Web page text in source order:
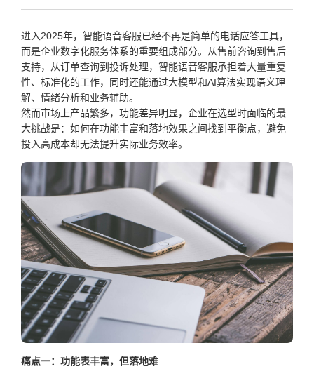
进入2025年，智能语音客服已经不再是简单的电话应答工具，
而是企业数字化服务体系的重要组成部分。从售前咨询到售后
支持，从订单查询到投诉处理，智能语音客服承担着大量重复
性、标准化的工作，同时还能通过大模型和AI算法实现语义理
解、情绪分析和业务辅助。
然而市场上产品繁多，功能差异明显，企业在选型时面临的最
大挑战是：如何在功能丰富和落地效果之间找到平衡点，避免
投入高成本却无法提升实际业务效率。
痛点一：功能表丰富，但落地难